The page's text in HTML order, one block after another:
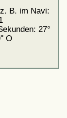
B. im Navi:
27°
O